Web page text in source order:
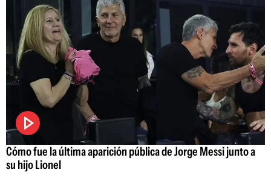
Cómo fue la última aparición pública de Jorge Messi junto a
su hijo Lionel